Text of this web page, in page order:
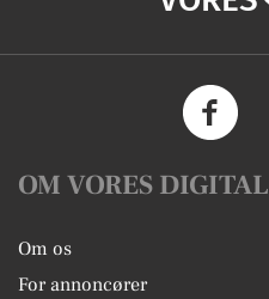
OM VORES DIGITAL
Om os
For annoncører